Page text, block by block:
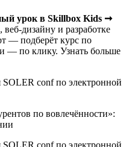
урок в Skillbox Kids ➞
дизайну и разработке
— подберёт курс по
— по клику. Узнать больше
по вовлечённости»: